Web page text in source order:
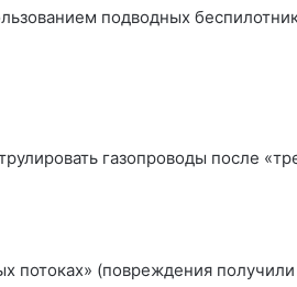
подводных
газопроводы после
потоках» (повреждения